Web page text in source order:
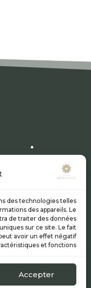
des technologies telles
des appareils. Le
de traiter des données
sur ce site. Le fait
avoir un effet négatif
et fonctions.
Accepter